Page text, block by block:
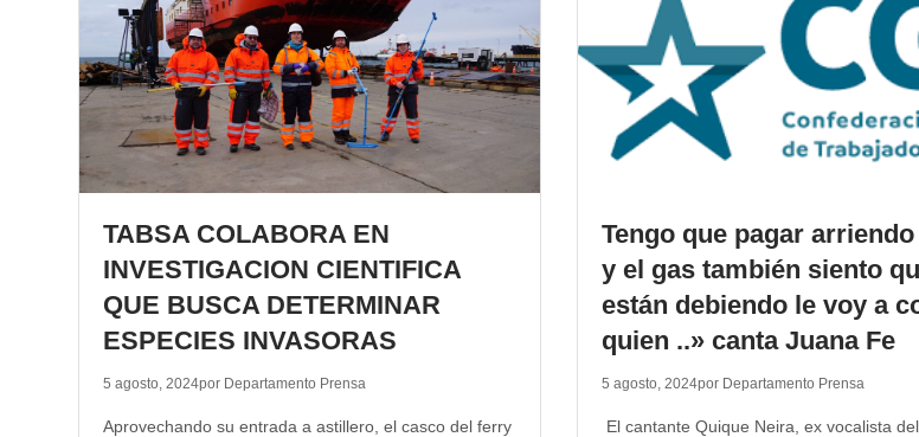
TABSA COLABORA EN
INVESTIGACION CIENTIFICA
QUE BUSCA DETERMINAR
ESPECIES INVASORAS
5 agosto, 2024por Departamento Prensa
Aprovechando su entrada a astillero, el casco del ferry
Tengo que pagar
y el gas también siento
están debiendo le voy a
quien ..» canta Juana Fe
5 agosto, 2024por Departamento Prensa
El cantante Quique Neira, ex vocalista